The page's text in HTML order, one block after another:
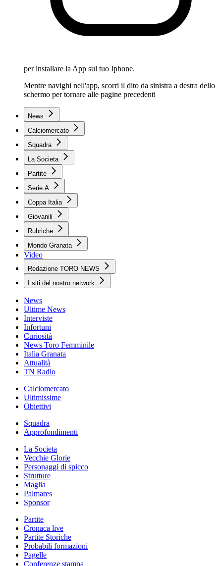
per installare la App sul tuo Iphone.
Mentre navighi nell'app, scorri il dito da sinistra a destra dello
schermo per tornare alle pagine precedenti
News
Calciomercato
Squadra
La Societa
Partite
Serie A
Coppa Italia
Giovanili
Rubriche
Mondo Granata
Video
Redazione TORO NEWS
I siti del nostro network
News
Ultime News
Interviste
Infortuni
Curiosità
News Toro Femminile
Italia Granata
Attualità
TN Radio
Calciomercato
Ultimissime
Obiettivi
Squadra
Approfondimenti
La Societa
Vecchie Glorie
Personaggi di spicco
Strutture
Maglia
Palmares
Sponsor
Partite
Cronaca live
Partite Storiche
Probabili formazioni
Pagelle
Conferenze stampa